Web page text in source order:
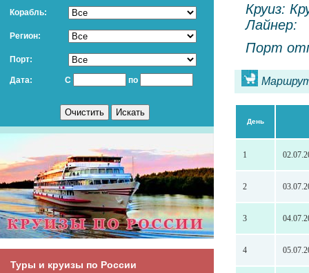
Корабль:
Регион:
Порт:
Дата: С по
Туры и круизы по России
Круиз:
Лайнер:
Порт
День
1
2
3
4